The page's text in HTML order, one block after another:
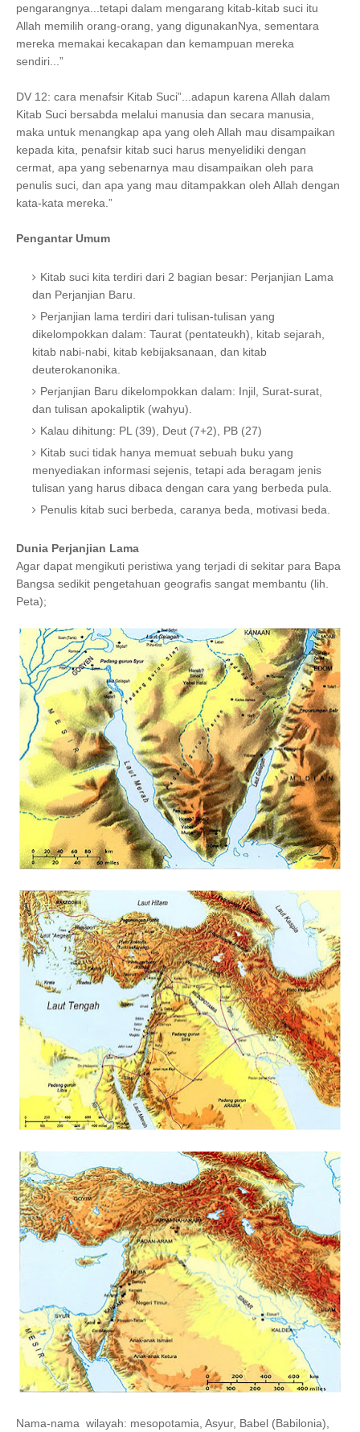
pengarangnya...tetapi dalam mengarang kitab-kitab suci itu
Allah memilih orang-orang, yang digunakanNya, sementara
mereka memakai kecakapan dan kemampuan mereka
sendiri...”
DV 12: cara menafsir Kitab Suci”...adapun karena Allah dalam
Kitab Suci bersabda melalui manusia dan secara manusia,
maka untuk menangkap apa yang oleh Allah mau disampaikan
kepada kita, penafsir kitab suci harus menyelidiki dengan
cermat, apa yang sebenarnya mau disampaikan oleh para
penulis suci, dan apa yang mau ditampakkan oleh Allah dengan
kata-kata mereka.”
Pengantar Umum
Kitab suci kita terdiri dari 2 bagian besar: Perjanjian Lama
dan Perjanjian Baru.
Perjanjian lama terdiri dari tulisan-tulisan yang
dikelompokkan dalam: Taurat (pentateukh), kitab sejarah,
kitab nabi-nabi, kitab kebijaksanaan, dan kitab
deuterokanonika.
Perjanjian Baru dikelompokkan dalam: Injil, Surat-surat,
dan tulisan apokaliptik (wahyu).
Kalau dihitung: PL (39), Deut (7+2), PB (27)
Kitab suci tidak hanya memuat sebuah buku yang
menyediakan informasi sejenis, tetapi ada beragam jenis
tulisan yang harus dibaca dengan cara yang berbeda pula.
Penulis kitab suci berbeda, caranya beda, motivasi beda.
Dunia Perjanjian Lama
Agar dapat mengikuti peristiwa yang terjadi di sekitar para Bapa
Bangsa sedikit pengetahuan geografis sangat membantu (lih.
Peta);
Nama-nama wilayah: mesopotamia, Asyur, Babel (Babilonia),